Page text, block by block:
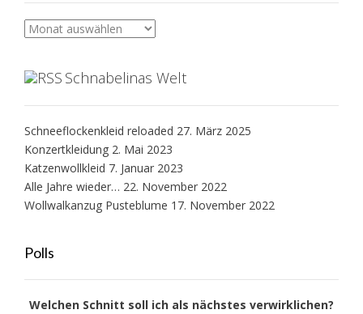
Archiv
Schnabelinas Welt
Schneeflockenkleid reloaded 27. März 2025
Konzertkleidung 2. Mai 2023
Katzenwollkleid 7. Januar 2023
Alle Jahre wieder… 22. November 2022
Wollwalkanzug Pusteblume 17. November 2022
Polls
Welchen Schnitt soll ich als nächstes verwirklichen?